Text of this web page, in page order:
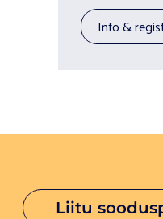
info &
liitu